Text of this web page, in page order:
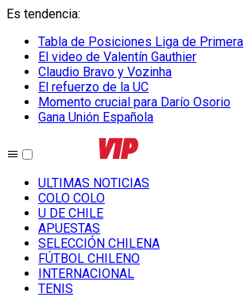
Es tendencia:
Tabla de Posiciones Liga de Primera
El video de Valentín Gauthier
Claudio Bravo y Vozinha
El refuerzo de la UC
Momento crucial para Darío Osorio
Gana Unión Española
ULTIMAS NOTICIAS
COLO COLO
U DE CHILE
APUESTAS
SELECCIÓN CHILENA
FÚTBOL CHILENO
INTERNACIONAL
TENIS